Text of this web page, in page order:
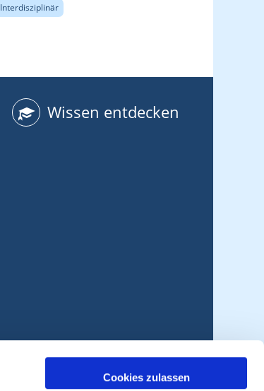
Cookies zulassen
Interdisziplinär
Wissen entdecken